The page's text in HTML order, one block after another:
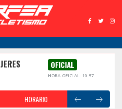
OFICIAL
HORA OFICIAL: 10:57
HORARIO